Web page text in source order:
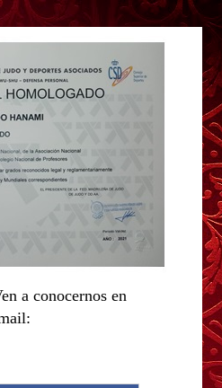
a conocernos en